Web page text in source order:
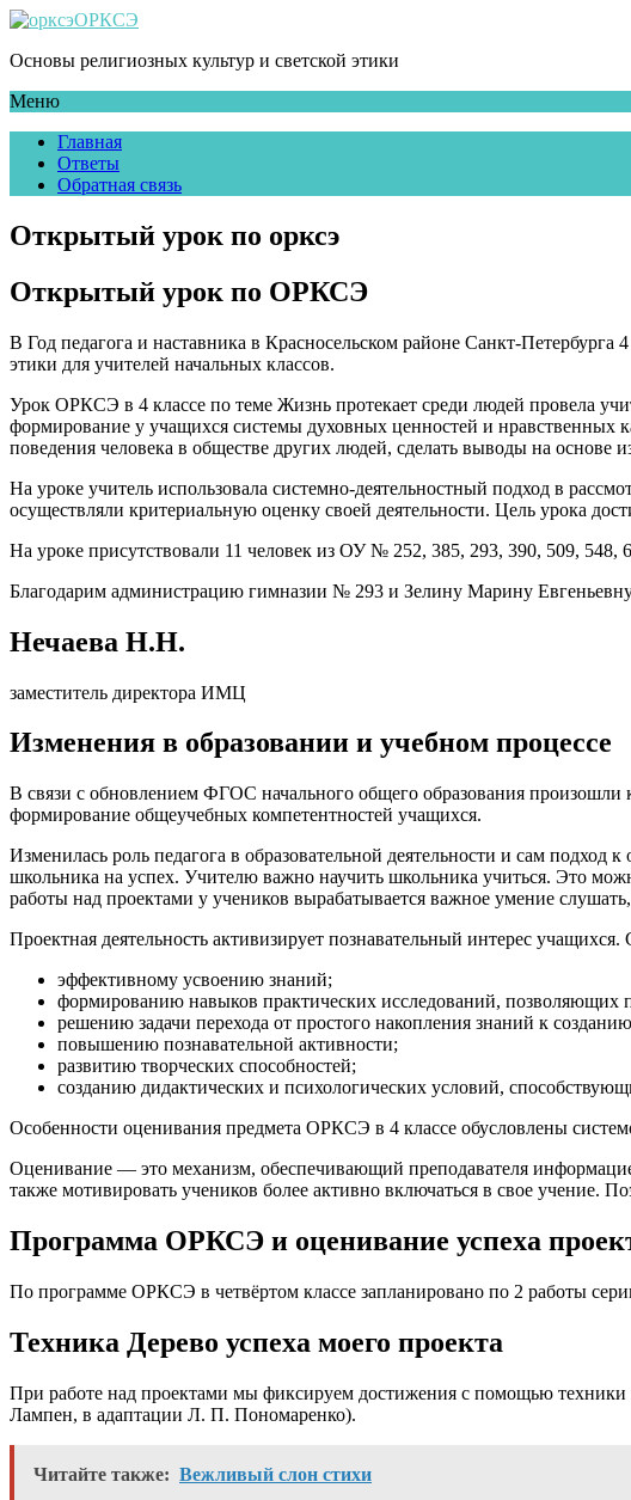
ОРКСЭ
Основы религиозных культур и светской этики
Меню
Главная
Ответы
Обратная связь
Открытый урок по орксэ
Открытый урок по ОРКСЭ
В Год педагога и наставника в Красносельском районе Санкт-
этики для учителей начальных классов.
Урок ОРКСЭ в 4 классе по теме Жизнь протекает среди людей провела
формирование у учащихся системы духовных ценностей и нравственных
поведения человека в обществе других людей, сделать выводы на
На уроке учитель использовала системно-деятельностный подход в
осуществляли критериальную оценку своей деятельности. Цель урока
На уроке присутствовали 11 человек из ОУ № 252, 385, 293, 390, 509, 548,
Благодарим администрацию гимназии № 293 и Зелину Марину
Нечаева Н.Н.
заместитель директора ИМЦ
Изменения в образовании и учебном процессе
В связи с обновлением ФГОС начального общего образования произошли
формирование общеучебных компетентностей учащихся.
Изменилась роль педагога в образовательной деятельности и сам
школьника на успех. Учителю важно научить школьника учиться. Это
работы над проектами у учеников вырабатывается важное умение
Проектная деятельность активизирует познавательный интерес
эффективному усвоению знаний;
формированию навыков практических исследований, позволяющих
решению задачи перехода от простого накопления знаний к
повышению познавательной активности;
развитию творческих способностей;
созданию дидактических и психологических условий,
Особенности оценивания предмета ОРКСЭ в 4 классе обусловлены
Оценивание — это механизм, обеспечивающий преподавателя
также мотивировать учеников более активно включаться в свое учение.
Программа ОРКСЭ и оценивание успеха
По программе ОРКСЭ в четвёртом классе запланировано по 2 работы
Техника Дерево успеха моего проекта
При работе над проектами мы фиксируем достижения с помощью техники
Лампен, в адаптации Л. П. Пономаренко).
Читайте также: Вежливый слон стихи